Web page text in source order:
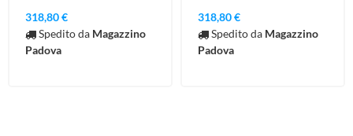
318,80 €
Spedito da Magazzino
Padova
318,80 €
Spedito da Magazzino
Padova